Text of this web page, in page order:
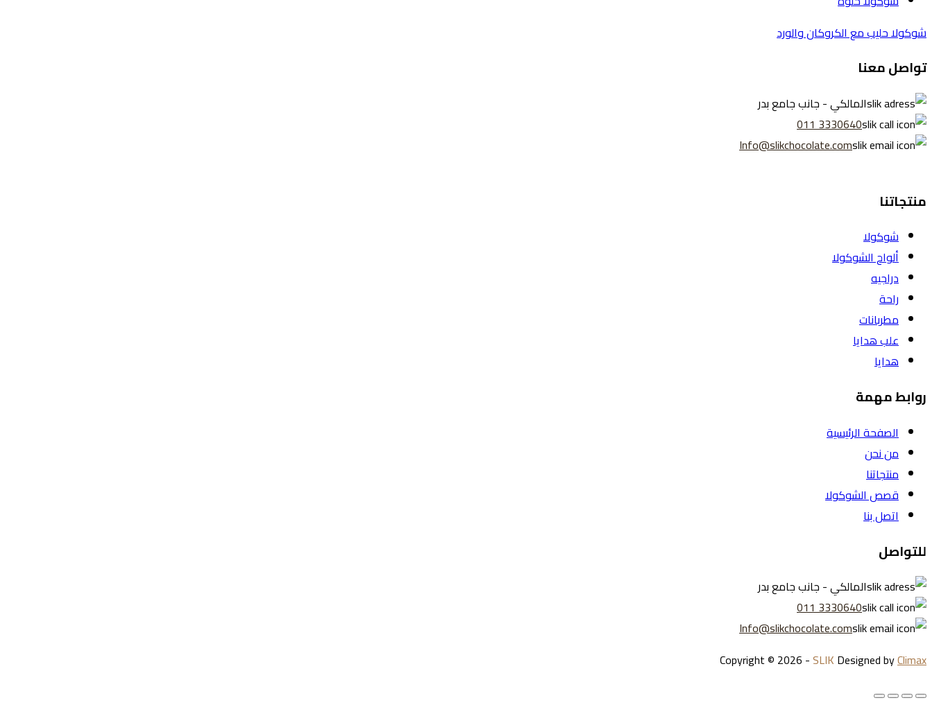
شوكولا حليب مع الكروكان والورد
تواصل معنا
المالكي - جانب جامع بدر
3330640 011
Info@slikchocolate.com
منتجاتنا
شوكولا
ألواح الشوكولا
دراجيه
راحة
مطربانات
علب هدايا
هدايا
روابط مهمة
الصفحة الرئيسية
من نحن
منتجاتنا
قصص الشوكولا
اتصل بنا
للتواصل
المالكي - جانب جامع بدر
3330640 011
Info@slikchocolate.com
Copyright © 2026 -SLIK Designed byClimax